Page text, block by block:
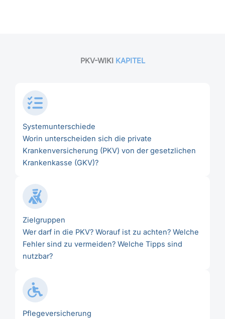
PKV-WIKI KAPITEL
Systemunterschiede
Worin unterscheiden sich die private
Krankenversicherung (PKV) von der gesetzlichen
Krankenkasse (GKV)?
Zielgruppen
Wer darf in die PKV? Worauf ist zu achten? Welche
Fehler sind zu vermeiden? Welche Tipps sind
nutzbar?
Pflegeversicherung